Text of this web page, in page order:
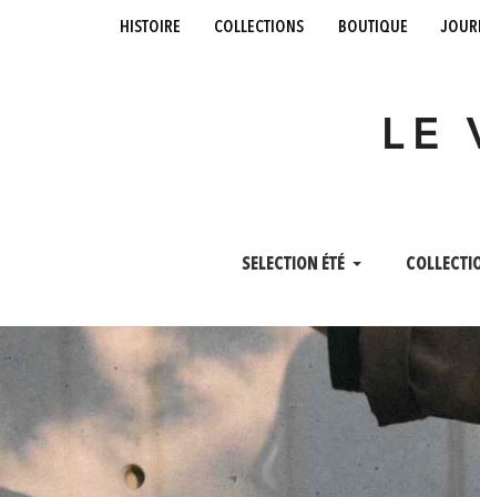
histoire collections boutique
LE
SELECTION ÉTÉ